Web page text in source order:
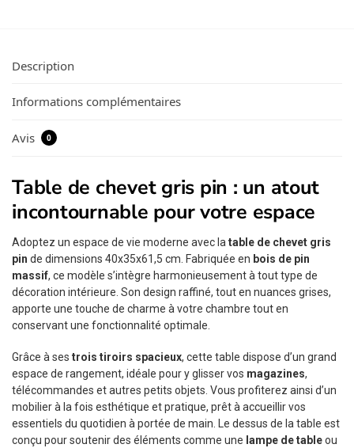
Description
Informations complémentaires
Avis 0
Table de chevet gris pin : un atout
incontournable pour votre espace
Adoptez un espace de vie moderne avec la table de chevet gris
pin de dimensions 40x35x61,5 cm. Fabriquée en bois de pin
massif, ce modèle s’intègre harmonieusement à tout type de
décoration intérieure. Son design raffiné, tout en nuances grises,
apporte une touche de charme à votre chambre tout en
conservant une fonctionnalité optimale.
Grâce à ses trois tiroirs spacieux, cette table dispose d’un grand
espace de rangement, idéale pour y glisser vos magazines,
télécommandes et autres petits objets. Vous profiterez ainsi d’un
mobilier à la fois esthétique et pratique, prêt à accueillir vos
essentiels du quotidien à portée de main. Le dessus de la table est
conçu pour soutenir des éléments comme une lampe de tableou